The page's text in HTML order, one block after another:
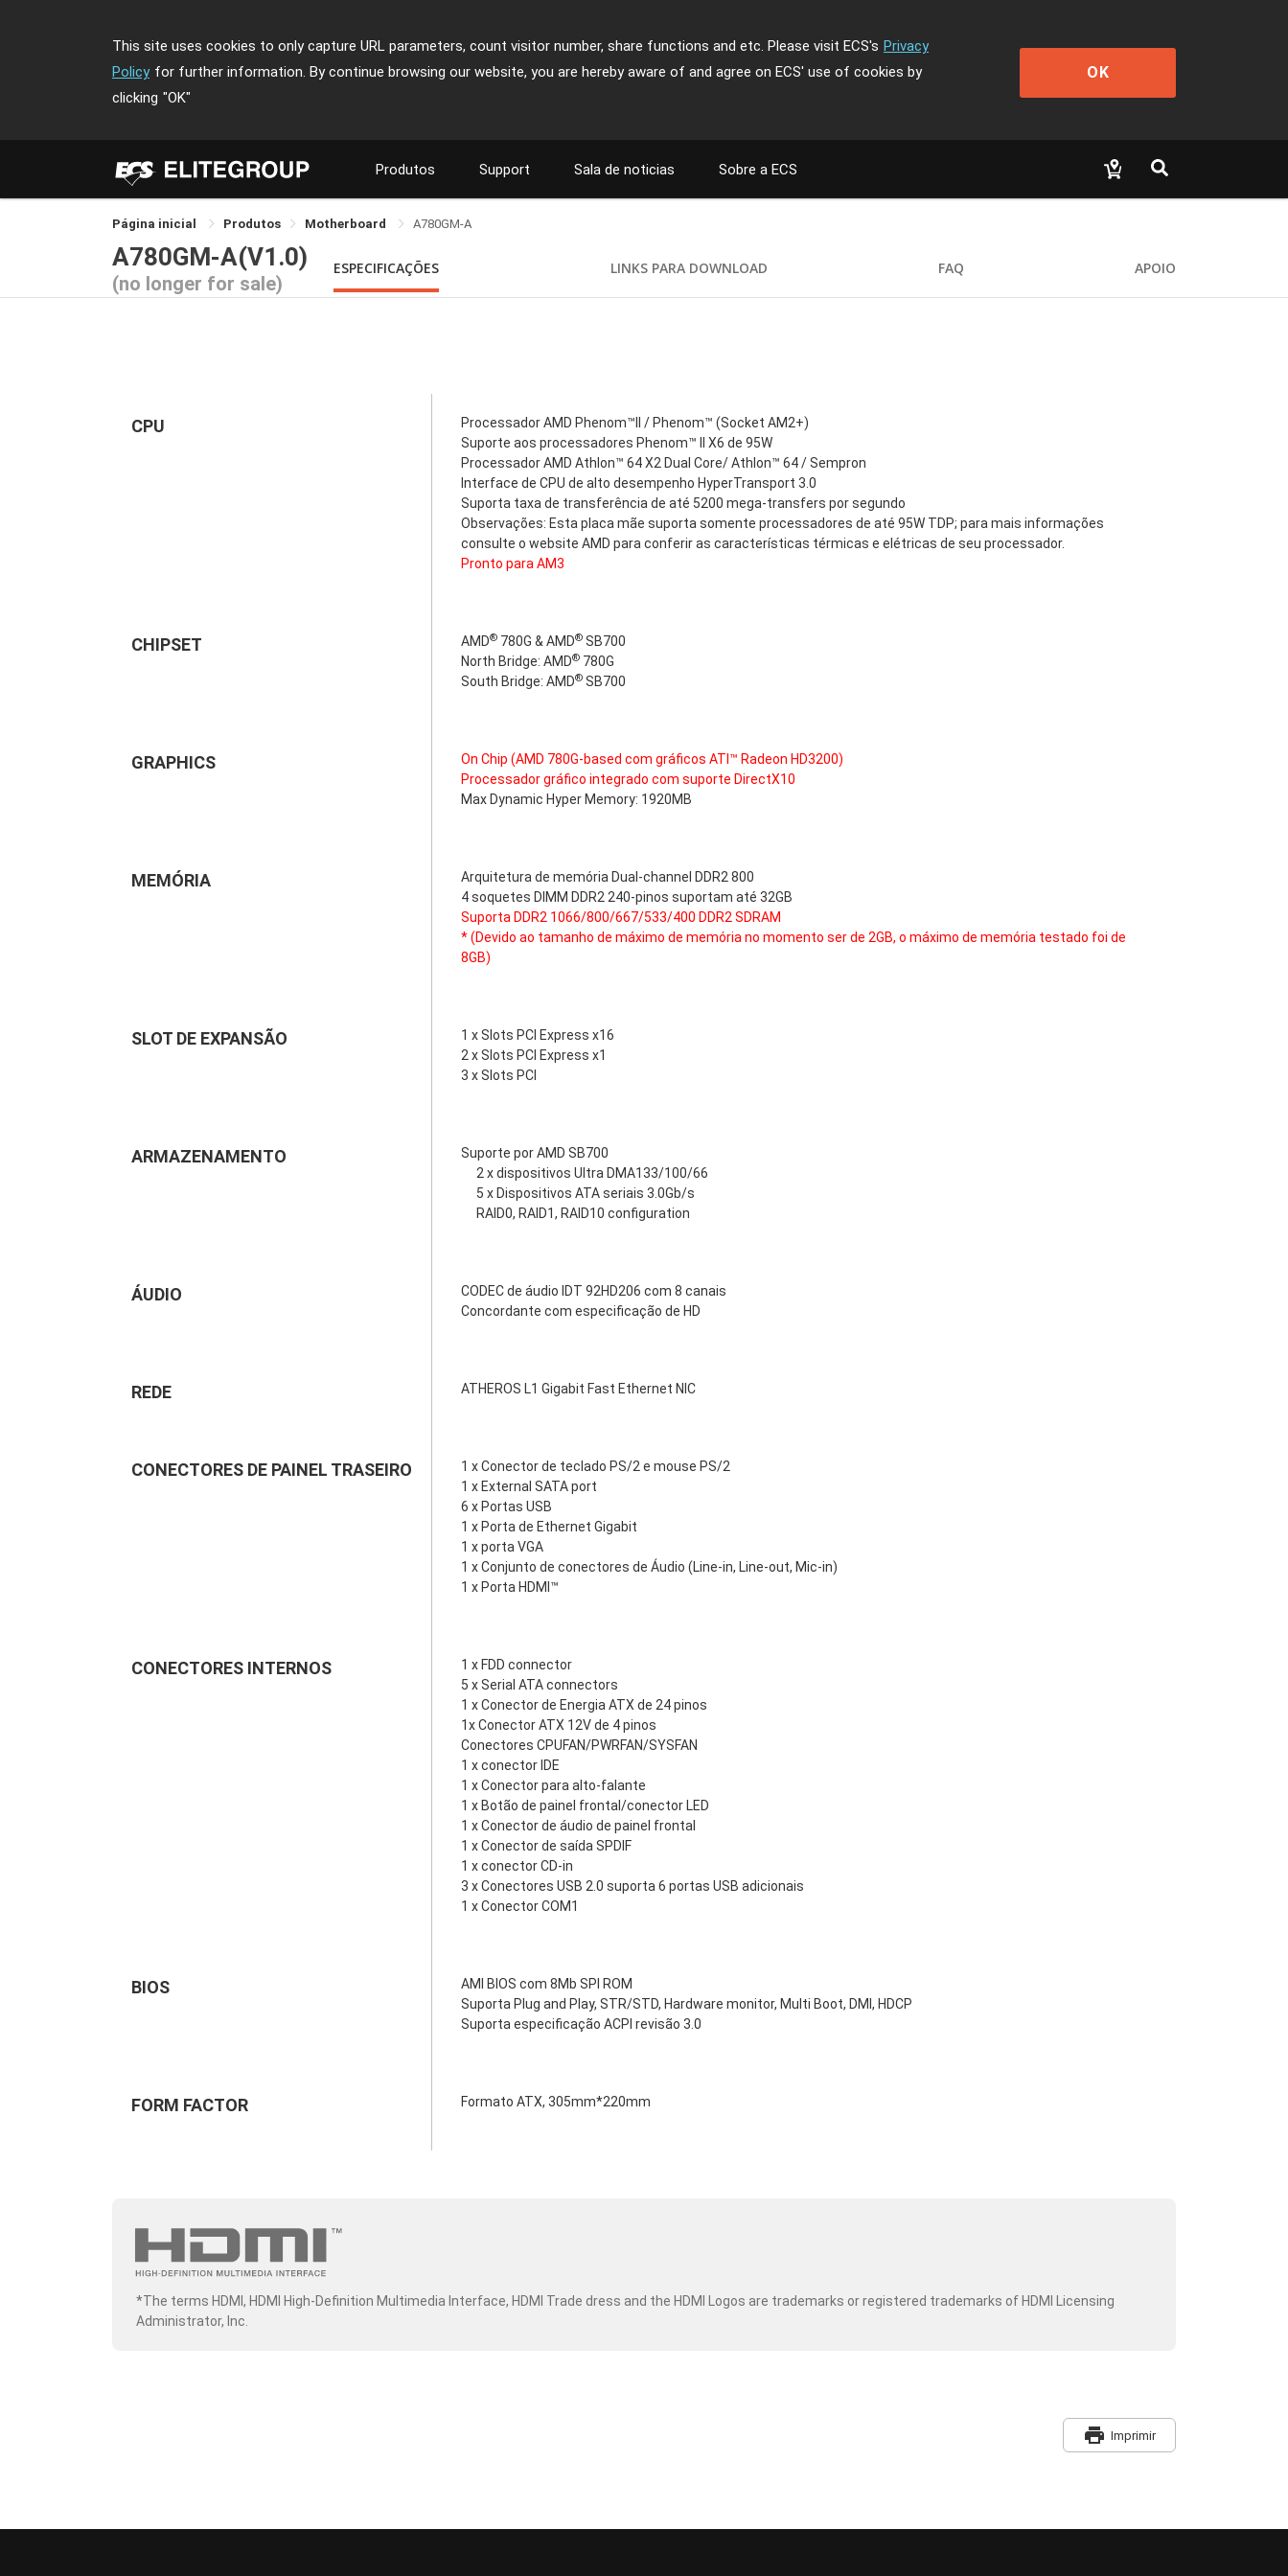
This site uses cookies to only capture URL parameters, count visitor number, share functions and etc. Please visit ECS's Privacy
Policy for further information. By continue browsing our website, you are hereby aware of and agree on ECS' use of cookies by
clicking "OK"
OK
Produtos Support Sala de noticias Sobre a ECS
Página inicial Produtos Motherboard A780GM-A
A780GM-A(V1.0)
(no longer for sale)
ESPECIFICAÇÕES LINKS PARA DOWNLOAD FAQ APOIO
CPU
Processador AMD Phenom™II / Phenom™ (Socket AM2+)
Suporte aos processadores Phenom™ II X6 de 95W
Processador AMD Athlon™ 64 X2 Dual Core/ Athlon™ 64 / Sempron
Interface de CPU de alto desempenho HyperTransport 3.0
Suporta taxa de transferência de até 5200 mega-transfers por segundo
Observações: Esta placa mãe suporta somente processadores de até 95W TDP; para mais informações
consulte o website AMD para conferir as características térmicas e elétricas de seu processador.
Pronto para AM3
CHIPSET AMD® 780G & AMD® SB700
North Bridge: AMD® 780G
South Bridge: AMD® SB700
GRAPHICS
On Chip (AMD 780G-based com gráficos ATI™ Radeon HD3200)
Processador gráfico integrado com suporte DirectX10
Max Dynamic Hyper Memory: 1920MB
MEMÓRIA
Arquitetura de memória Dual-channel DDR2 800
4 soquetes DIMM DDR2 240-pinos suportam até 32GB
Suporta DDR2 1066/800/667/533/400 DDR2 SDRAM
* (Devido ao tamanho de máximo de memória no momento ser de 2GB, o máximo de memória testado foi de
8GB)
SLOT DE EXPANSÃO
1 x Slots PCI Express x16
2 x Slots PCI Express x1
3 x Slots PCI
ARMAZENAMENTO
Suporte por AMD SB700
2 x dispositivos Ultra DMA133/100/66
5 x Dispositivos ATA seriais 3.0Gb/s
RAID0, RAID1, RAID10 configuration
ÁUDIO
CODEC de áudio IDT 92HD206 com 8 canais
Concordante com especificação de HD
REDE ATHEROS L1 Gigabit Fast Ethernet NIC
CONECTORES DE PAINEL TRASEIRO
1 x Conector de teclado PS/2 e mouse PS/2
1 x External SATA port
6 x Portas USB
1 x Porta de Ethernet Gigabit
1 x porta VGA
1 x Conjunto de conectores de Áudio (Line-in, Line-out, Mic-in)
1 x Porta HDMI™
CONECTORES INTERNOS
1 x FDD connector
5 x Serial ATA connectors
1 x Conector de Energia ATX de 24 pinos
1x Conector ATX 12V de 4 pinos
Conectores CPUFAN/PWRFAN/SYSFAN
1 x conector IDE
1 x Conector para alto-falante
1 x Botão de painel frontal/conector LED
1 x Conector de áudio de painel frontal
1 x Conector de saída SPDIF
1 x conector CD-in
3 x Conectores USB 2.0 suporta 6 portas USB adicionais
1 x Conector COM1
BIOS
AMI BIOS com 8Mb SPI ROM
Suporta Plug and Play, STR/STD, Hardware monitor, Multi Boot, DMI, HDCP
Suporta especificação ACPI revisão 3.0
FORM FACTOR Formato ATX, 305mm*220mm
*The terms HDMI, HDMI High-Definition Multimedia Interface, HDMI Trade dress and the HDMI Logos are trademarks or registered trademarks of HDMI Licensing
Administrator, Inc.
print Imprimir